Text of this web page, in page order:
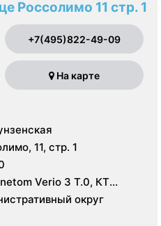
Россолимо 11 стр. 1
+7(495)822-49-09
На карте
11, стр. 1
Verio 3 Т.0, КТ
УЗИ
округ